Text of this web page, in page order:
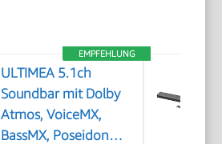
EMPFEHLUNG
ULTIMEA 5.1ch
Soundbar mit Dolby
Atmos, VoiceMX,
BassMX, Poseidon